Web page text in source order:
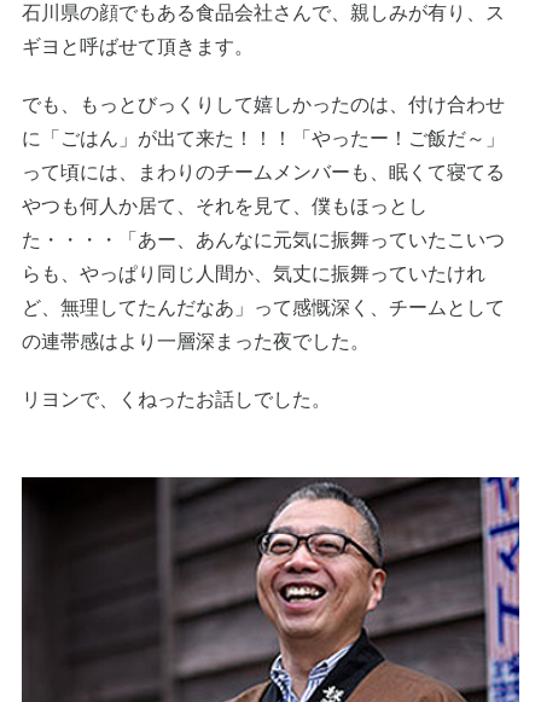
石川県の顔でもある食品会社さんで、親しみが有り、ス
ギヨと呼ばせて頂きます。
でも、もっとびっくりして嬉しかったのは、付け合わせ
に「ごはん」が出て来た！！！「やったー！ご飯だ～」
って頃には、まわりのチームメンバーも、眠くて寝てる
やつも何人か居て、それを見て、僕もほっとし
た・・・・「あー、あんなに元気に振舞っていたこいつ
らも、やっぱり同じ人間か、気丈に振舞っていたけれ
ど、無理してたんだなあ」って感慨深く、チームとして
の連帯感はより一層深まった夜でした。
リヨンで、くねったお話しでした。